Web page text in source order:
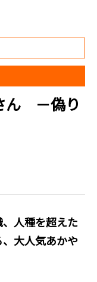
ん －偽り
人種を超えた
大人気あかや